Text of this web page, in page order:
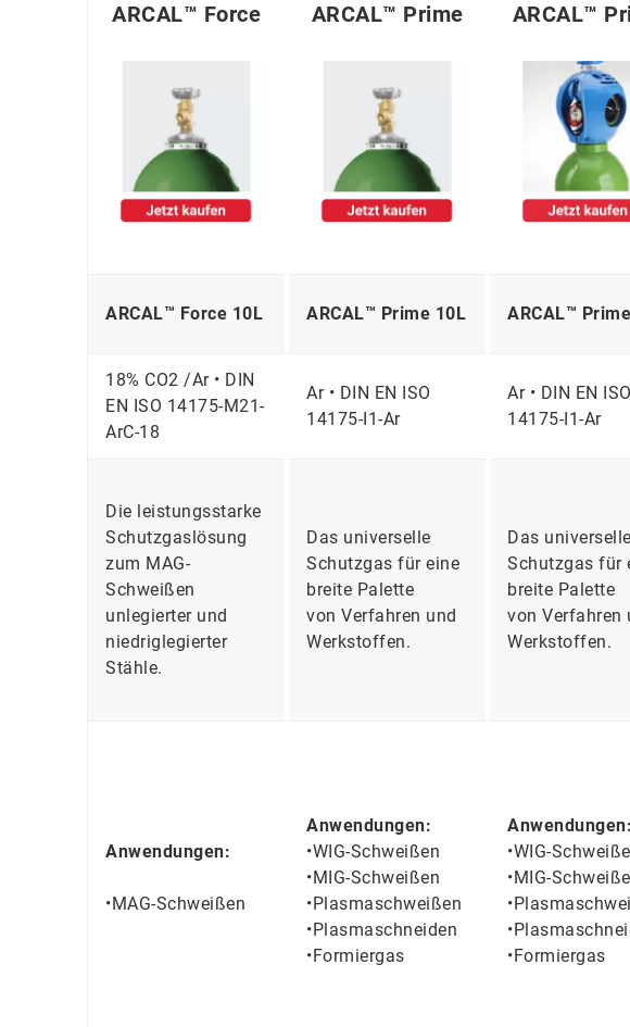
ARCAL™ Force ARCAL™ Prime ARCAL™
ARCAL™ Force 10L ARCAL™ Prime 10L ARCAL™
18% CO2 /Ar • DIN
EN ISO 14175-M21-
ArC-18
Ar • DIN EN ISO
14175-I1-Ar
Ar • DIN EN ISO
14175-I1-Ar
Die leistungsstarke
Schutzgaslösung
zum MAG-
Schweißen
unlegierter und
niedriglegierter
Stähle.
Das universelle
Schutzgas für eine
breite Palette
von Verfahren und
Werkstoffen.
Das universelle
Schutzgas für
breite Palette
von Verfahren
Werkstoffen.
Anwendungen:
•MAG-Schweißen
Anwendungen:
•WIG-Schweißen
•MIG-Schweißen
•Plasmaschweißen
•Plasmaschneiden
•Formiergas
Anwendungen:
•WIG-
•MIG-
•Formiergas